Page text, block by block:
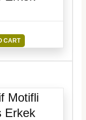
CART
Motifli
Erkek